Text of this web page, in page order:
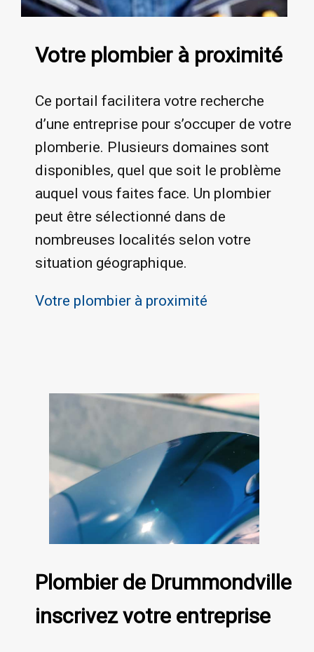
Votre plombier à proximité
Ce portail facilitera votre recherche
d’une entreprise pour s’occuper de votre
plomberie. Plusieurs domaines sont
disponibles, quel que soit le problème
auquel vous faites face. Un plombier
peut être sélectionné dans de
nombreuses localités selon votre
situation géographique.
Votre plombier à proximité
Plombier de Drummondville
inscrivez votre entreprise